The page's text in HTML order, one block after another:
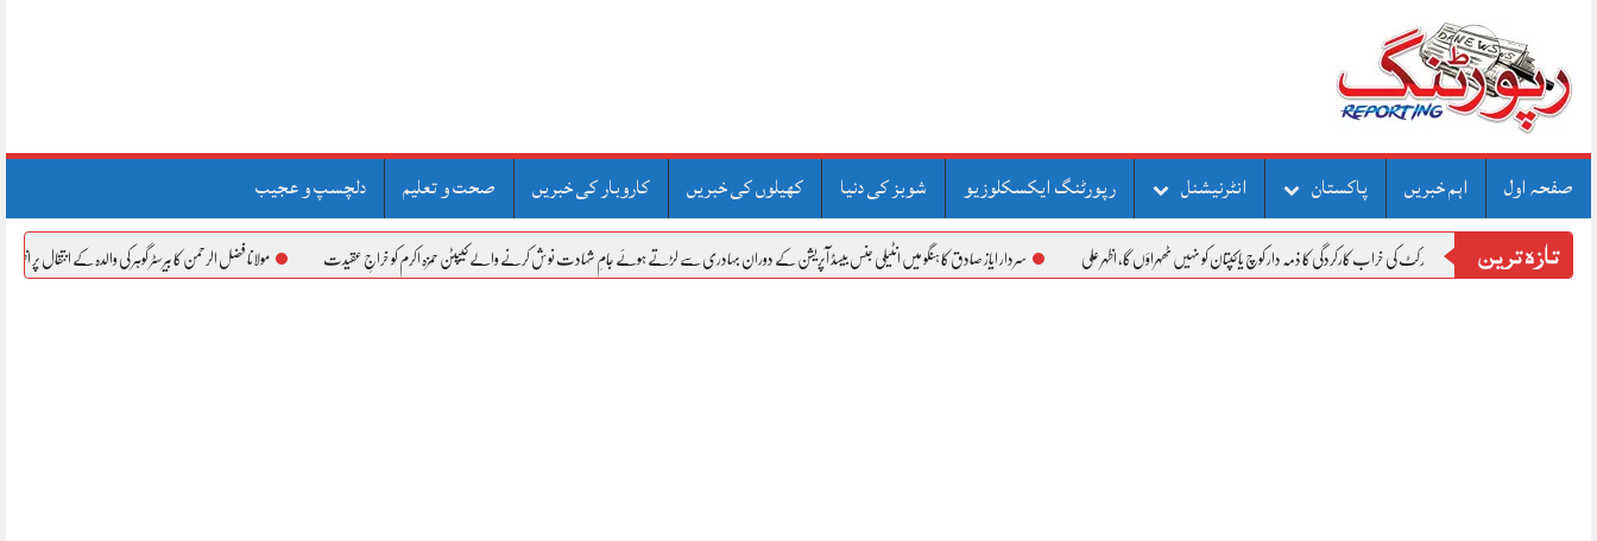
صفحہ اول اہم خبریں پاکستان انٹرنیشنل رپورٹنگ ایکسکلوزیو شوبز کی دنیا کھیلوں کی خبریں کاروبار کی خبریں صحت و تعلیم دلچسپ و عجیب
تازہ ترین
پاکستان کرکٹ کی خراب کارکردگی کا ذمہ دار کوچ یا کپتان کو نہیں ٹھہراؤں گا، اظہر علی سردار ایاز صادق کا ہنگو میں انٹیلی جنس بیسڈ آپریشن کے دوران بہادری سے لڑتے ہوئے جامِ شہادت نوش کرنے والے کیپٹن حمزہ اکرم کو خراجِ عقیدت مولانا فضل الرحمن کا بیرسٹر گوہر کی والدہ کے انتقال پر اظہارِ افسوس